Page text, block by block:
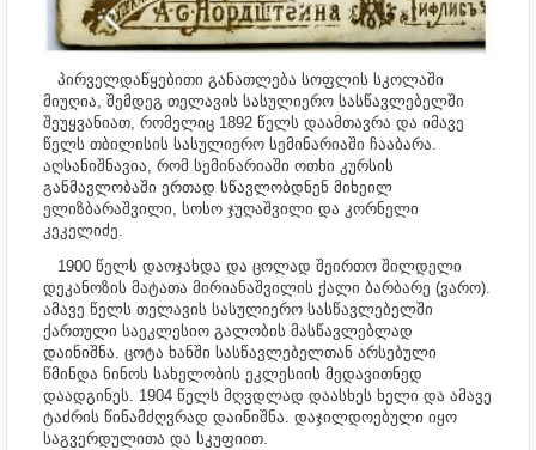
პირველდაწყებითი განათლება სოფლის სკოლაში
მიუღია, შემდეგ თელავის სასულიერო სასწავლებელში
შეუყვანიათ, რომელიც 1892 წელს დაამთავრა და იმავე
წელს თბილისის სასულიერო სემინარიაში ჩააბარა.
აღსანიშნავია, რომ სემინარიაში ოთხი კურსის
განმავლობაში ერთად სწავლობდნენ მიხეილ
ელიზბარაშვილი, სოსო ჯუღაშვილი და კორნელი
კეკელიძე.
1900 წელს დაოჯახდა და ცოლად შეირთო შილდელი
დეკანოზის მატათა მირიანაშვილის ქალი ბარბარე (ვარო).
ამავე წელს თელავის სასულიერო სასწავლებელში
ქართული საეკლესიო გალობის მასწავლებლად
დაინიშნა. ცოტა ხანში სასწავლებელთან არსებული
წმინდა ნინოს სახელობის ეკლესიის მედავითნედ
დაადგინეს. 1904 წელს მღვდლად დაასხეს ხელი და ამავე
ტაძრის წინამძღვრად დაინიშნა. დაჯილდოებული იყო
საგვერდულითა და სკუფიით.